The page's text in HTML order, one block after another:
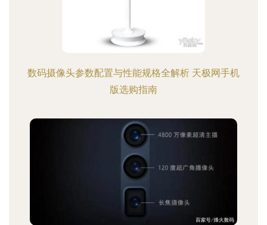
数码摄像头参数配置与性能规格全解析 天极网手机
版选购指南